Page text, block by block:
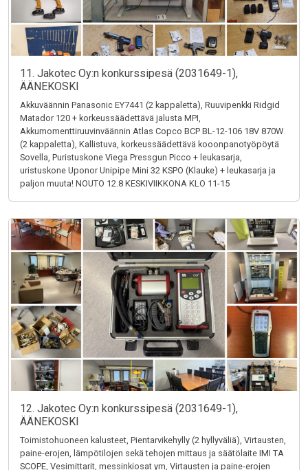
11. Jakotec Oy:n konkurssipesä (2031649-1),
ÄÄNEKOSKI
Akkuväännin Panasonic EY7441 (2 kappaletta), Ruuvipenkki Ridgid
Matador 120 + korkeussäädettävä jalusta MPI,
Akkumomenttiruuvinväännin Atlas Copco BCP BL-12-106 18V 870W
(2 kappaletta), Kallistuva, korkeussäädettävä kooonpanotyöpöytä
Sovella, Puristuskone Viega Pressgun Picco + leukasarja,
uristuskone Uponor Unipipe Mini 32 KSPO (Klauke) + leukasarja ja
paljon muuta! NOUTO 12.8 KESKIVIIKKONA KLO 11-15
12. Jakotec Oy:n konkurssipesä (2031649-1),
ÄÄNEKOSKI
Toimistohuoneen kalusteet, Pientarvikehylly (2 hyllyväliä), Virtausten,
paine-erojen, lämpötilojen sekä tehojen mittaus ja säätölaite IMI TA
SCOPE, Vesimittarit, messinkiosat ym, Virtausten ja paine-erojen